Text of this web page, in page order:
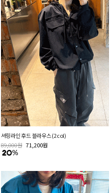
셔링라인 후드 블라우스 (2col)
89,000원 71,200원